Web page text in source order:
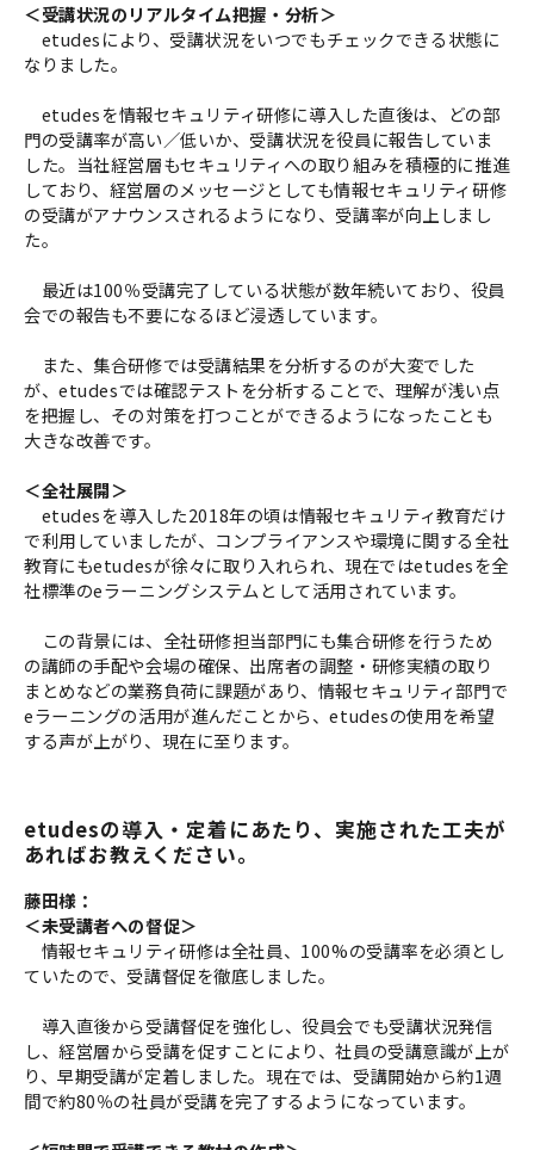
＜受講状況のリアルタイム把握・分析＞
etudesにより、受講状況をいつでもチェックできる状態に
なりました。
etudesを情報セキュリティ研修に導入した直後は、どの部
門の受講率が高い／低いか、受講状況を役員に報告していま
した。当社経営層もセキュリティへの取り組みを積極的に推進
しており、経営層のメッセージとしても情報セキュリティ研修
の受講がアナウンスされるようになり、受講率が向上しまし
た。
最近は100％受講完了している状態が数年続いており、役員
会での報告も不要になるほど浸透しています。
また、集合研修では受講結果を分析するのが大変でした
が、etudesでは確認テストを分析することで、理解が浅い点
を把握し、その対策を打つことができるようになったことも
大きな改善です。
＜全社展開＞
etudesを導入した2018年の頃は情報セキュリティ教育だけ
で利用していましたが、コンプライアンスや環境に関する全社
教育にもetudesが徐々に取り入れられ、現在ではetudesを全
社標準のeラーニングシステムとして活用されています。
この背景には、全社研修担当部門にも集合研修を行うため
の講師の手配や会場の確保、出席者の調整・研修実績の取り
まとめなどの業務負荷に課題があり、情報セキュリティ部門で
eラーニングの活用が進んだことから、etudesの使用を希望
する声が上がり、現在に至ります。
etudesの導入・定着にあたり、実施された工夫が
あればお教えください。
藤田様：
＜未受講者への督促＞
情報セキュリティ研修は全社員、100%の受講率を必須とし
ていたので、受講督促を徹底しました。
導入直後から受講督促を強化し、役員会でも受講状況発信
し、経営層から受講を促すことにより、社員の受講意識が上が
り、早期受講が定着しました。現在では、受講開始から約1週
間で約80％の社員が受講を完了するようになっています。